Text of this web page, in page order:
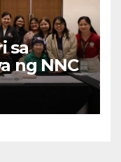
sa
ng NNC